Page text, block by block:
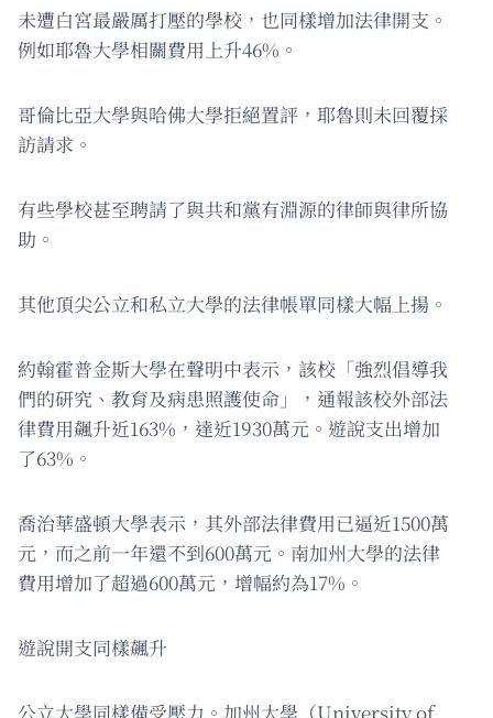
未遭白宮最嚴厲打壓的學校，也同樣增加法律開支。
例如耶魯大學相關費用上升46%。
哥倫比亞大學與哈佛大學拒絕置評，耶魯則未回覆採
訪請求。
有些學校甚至聘請了與共和黨有淵源的律師與律所協
助。
其他頂尖公立和私立大學的法律帳單同樣大幅上揚。
約翰霍普金斯大學在聲明中表示，該校「強烈倡導我
們的研究、教育及病患照護使命」，通報該校外部法
律費用飆升近163%，達近1930萬元。遊說支出增加
了63%。
喬治華盛頓大學表示，其外部法律費用已逼近1500萬
元，而之前一年還不到600萬元。南加州大學的法律
費用增加了超過600萬元，增幅約為17%。
遊說開支同樣飆升
公立大學同樣備受壓力。加州大學（University of